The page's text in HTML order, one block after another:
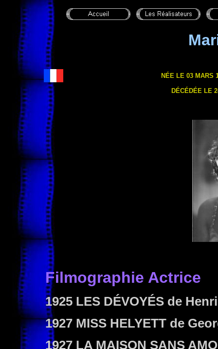
NÉE LE 03 MARS
DÉCÉDÉE LE
Filmographie Actrice
1925 LES DÉVOYÉS de
1927 MISS HELYETT de
1927 LA MAISON SANS